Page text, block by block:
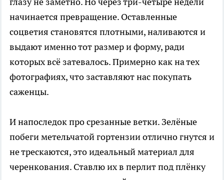
начинается превращение. Оставленные
соцветия становятся плотными, наливаются и
выдают именно тот размер и форму, ради
которых всё затевалось. Примерно как на тех
фотографиях, что заставляют нас покупать
саженцы.
И напоследок про срезанные ветки. Зелёные
побеги метельчатой гортензии отлично гнутся и
не трескаются, это идеальный материал для
черенкования. Ставлю их в перлит под плёнку